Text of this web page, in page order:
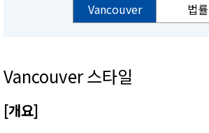
Vancouver
법률
Vancouver 스타일
[개요]